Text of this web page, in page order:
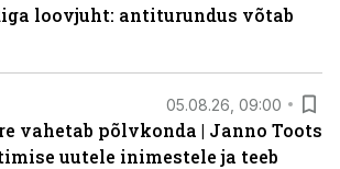
loovjuht: antiturundus võtab
05.08.26, 09:00
vahetab põlvkonda | Janno Toots
uutele inimestele ja teeb